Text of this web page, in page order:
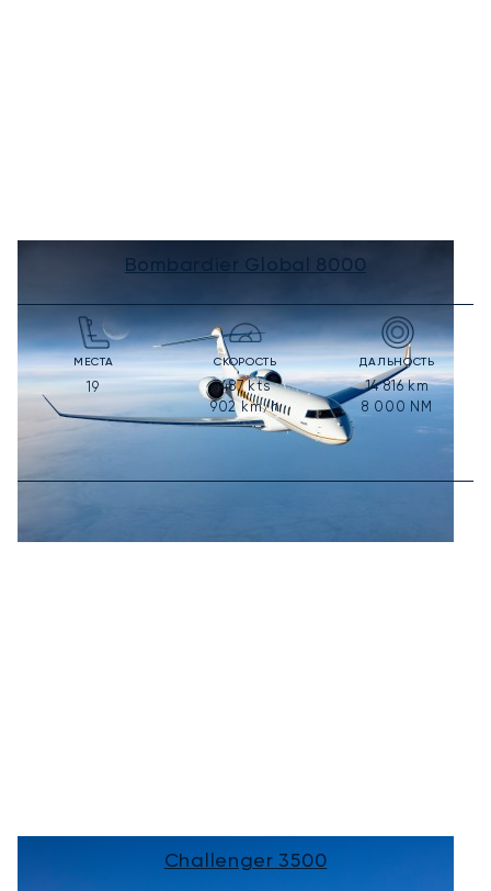
Bombardier Global 8000
МЕСТА
19
СКОРОСТЬ
487kts
902 km/h
ДАЛЬНОСТЬ
14 816km
8 000 NM
Challenger 3500